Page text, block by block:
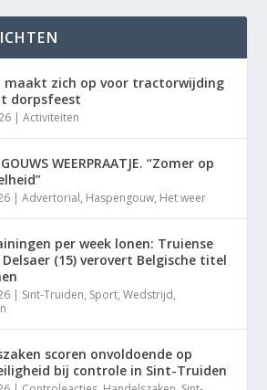
maakt zich op voor tractorwijding
dorpsfeest
|Activiteiten
WEERPRAATJE. “Zomer op
|Advertorial, Haspengouw, Het weer
per week lonen: Truiense
(15) verovert Belgische titel
| Sint-Truiden, Sport,Wedstrijd,
scoren onvoldoende op
bij controle in Sint-Truiden